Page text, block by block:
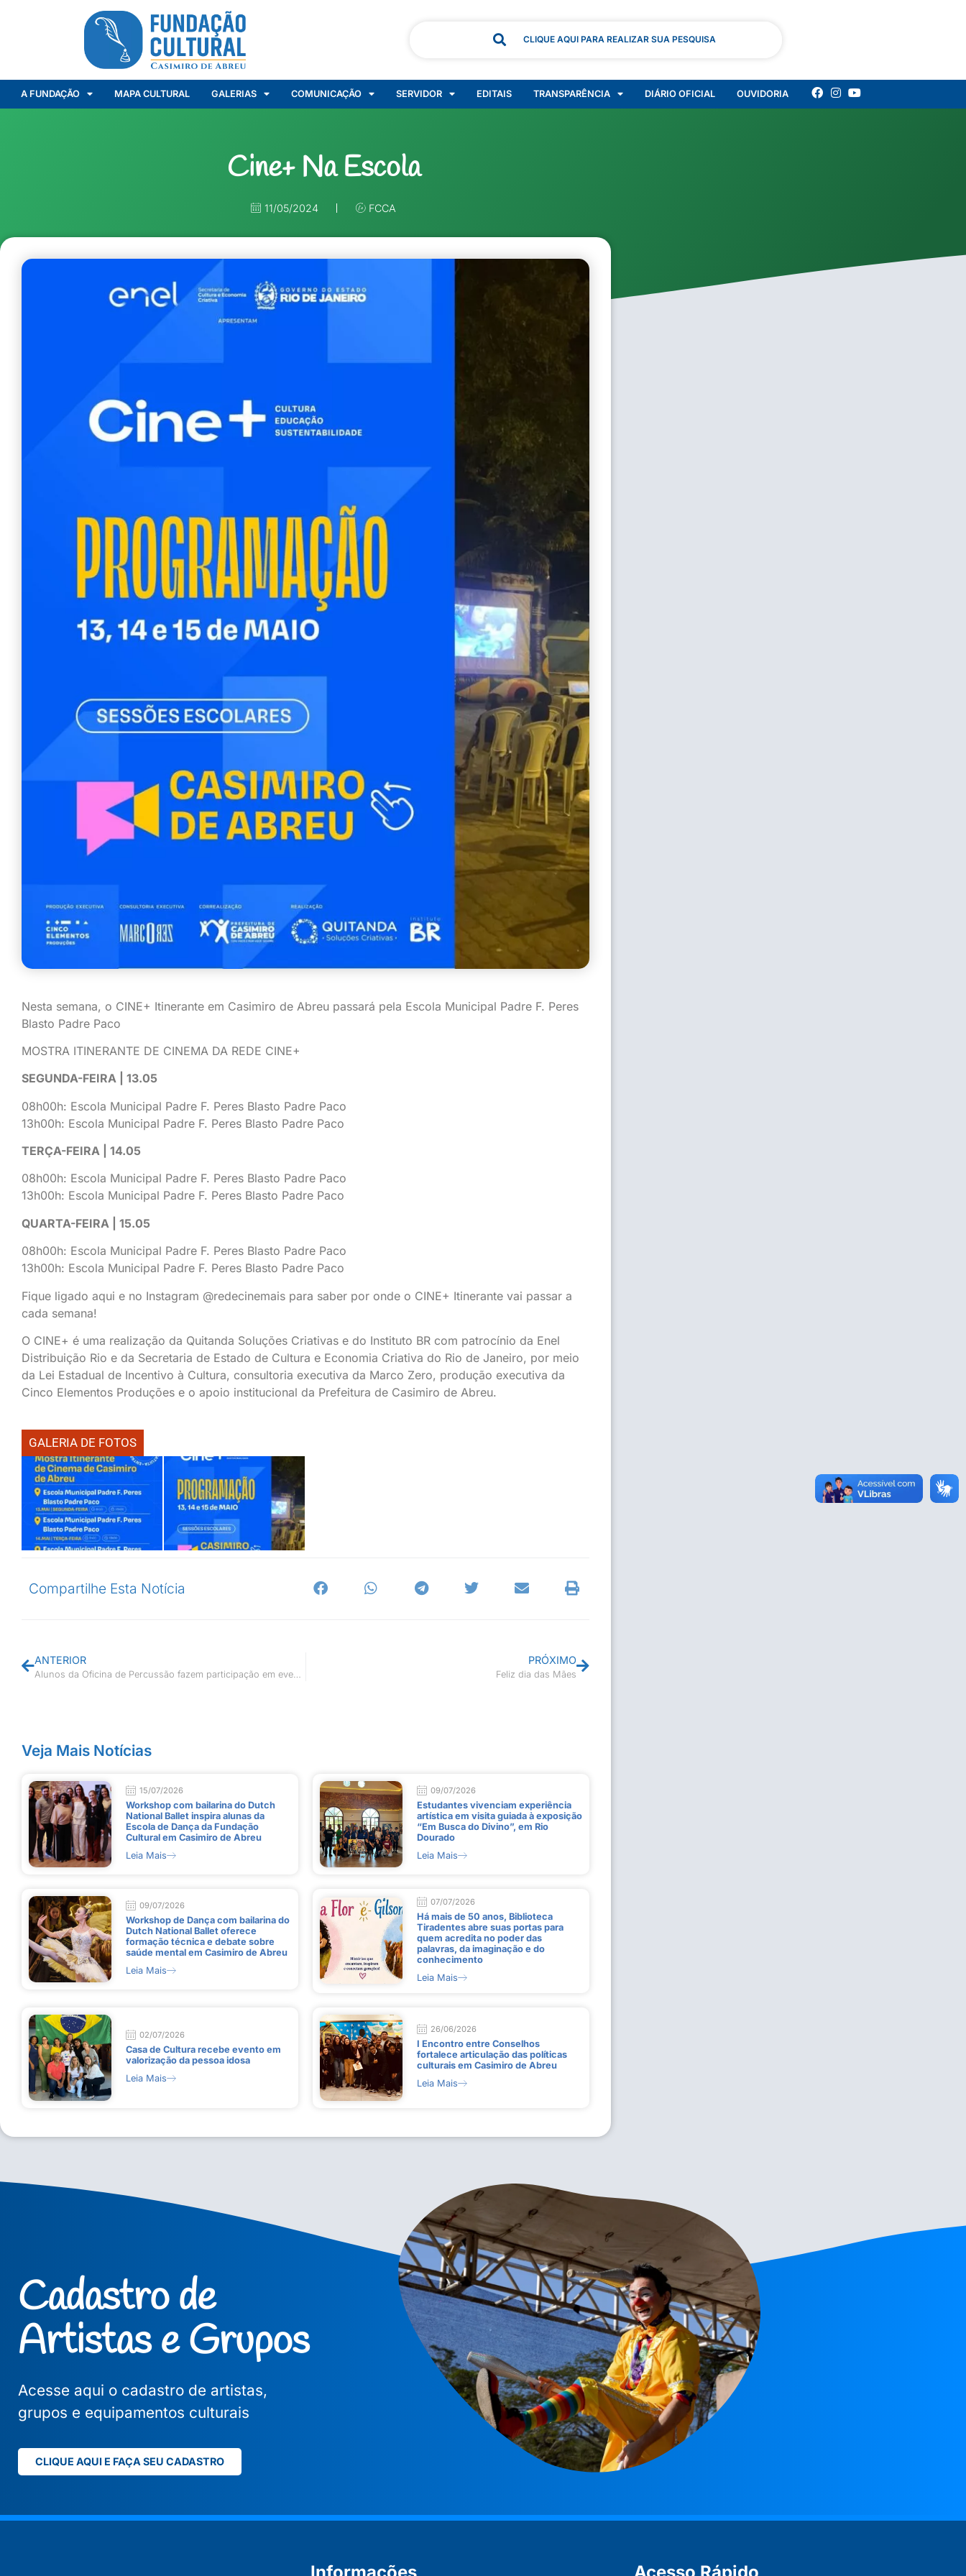
CLIQUE AQUI PARA REALIZAR SUA PESQUISA
A FUNDAÇÃO MAPA CULTURAL GALERIAS COMUNICAÇÃO SERVIDOR EDITAIS TRANSPARÊNCIA DIÁRIO OFICIAL OUVIDORIA
Cine+ Na Escola
11/05/2024 FCCA
Nesta semana, o CINE+ Itinerante em Casimiro de Abreu passará pela Escola Municipal Padre F. Peres
Blasto Padre Paco
MOSTRA ITINERANTE DE CINEMA DA REDE CINE+
SEGUNDA-FEIRA | 13.05
08h00h: Escola Municipal Padre F. Peres Blasto Padre Paco
13h00h: Escola Municipal Padre F. Peres Blasto Padre Paco
TERÇA-FEIRA | 14.05
08h00h: Escola Municipal Padre F. Peres Blasto Padre Paco
13h00h: Escola Municipal Padre F. Peres Blasto Padre Paco
QUARTA-FEIRA | 15.05
08h00h: Escola Municipal Padre F. Peres Blasto Padre Paco
13h00h: Escola Municipal Padre F. Peres Blasto Padre Paco
Fique ligado aqui e no Instagram @redecinemais para saber por onde o CINE+ Itinerante vai passar a
cada semana!
O CINE+ é uma realização da Quitanda Soluções Criativas e do Instituto BR com patrocínio da Enel
Distribuição Rio e da Secretaria de Estado de Cultura e Economia Criativa do Rio de Janeiro, por meio
da Lei Estadual de Incentivo à Cultura, consultoria executiva da Marco Zero, produção executiva da
Cinco Elementos Produções e o apoio institucional da Prefeitura de Casimiro de Abreu.
GALERIA DE FOTOS
Compartilhe Esta Notícia
ANTERIOR PRÓXIMO
Feliz dia das Mães
Veja Mais Notícias
15/07/2026
Workshop com bailarina do Dutch
National Ballet inspira alunas da
Escola de Dança da Fundação
Cultural em Casimiro de Abreu
Leia Mais
09/07/2026
Estudantes vivenciam experiência
artística em visita guiada à exposição
“Em Busca do Divino”, em Rio
Dourado
Leia Mais
09/07/2026
Workshop de Dança com bailarina do
Dutch National Ballet oferece
formação técnica e debate sobre
saúde mental em Casimiro de Abreu
Leia Mais
07/07/2026
Há mais de 50 anos, Biblioteca
Tiradentes abre suas portas para
quem acredita no poder das
palavras, da imaginação e do
conhecimento
Leia Mais
02/07/2026
Casa de Cultura recebe evento em
valorização da pessoa idosa
Leia Mais
26/06/2026
I Encontro entre Conselhos
fortalece articulação das políticas
culturais em Casimiro de Abreu
Leia Mais
Cadastro de
Artistas e Grupos
Acesse aqui o cadastro de artistas,
grupos e equipamentos culturais
CLIQUE AQUI E FAÇA SEU CADASTRO